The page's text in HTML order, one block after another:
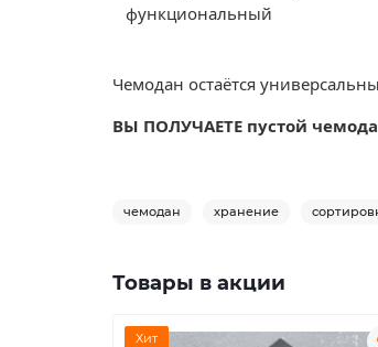
функциональный
Чемодан остаётся
ВЫ ПОЛУЧАЕТЕ пустой
чемодан хранение
Товары в акции
Хит